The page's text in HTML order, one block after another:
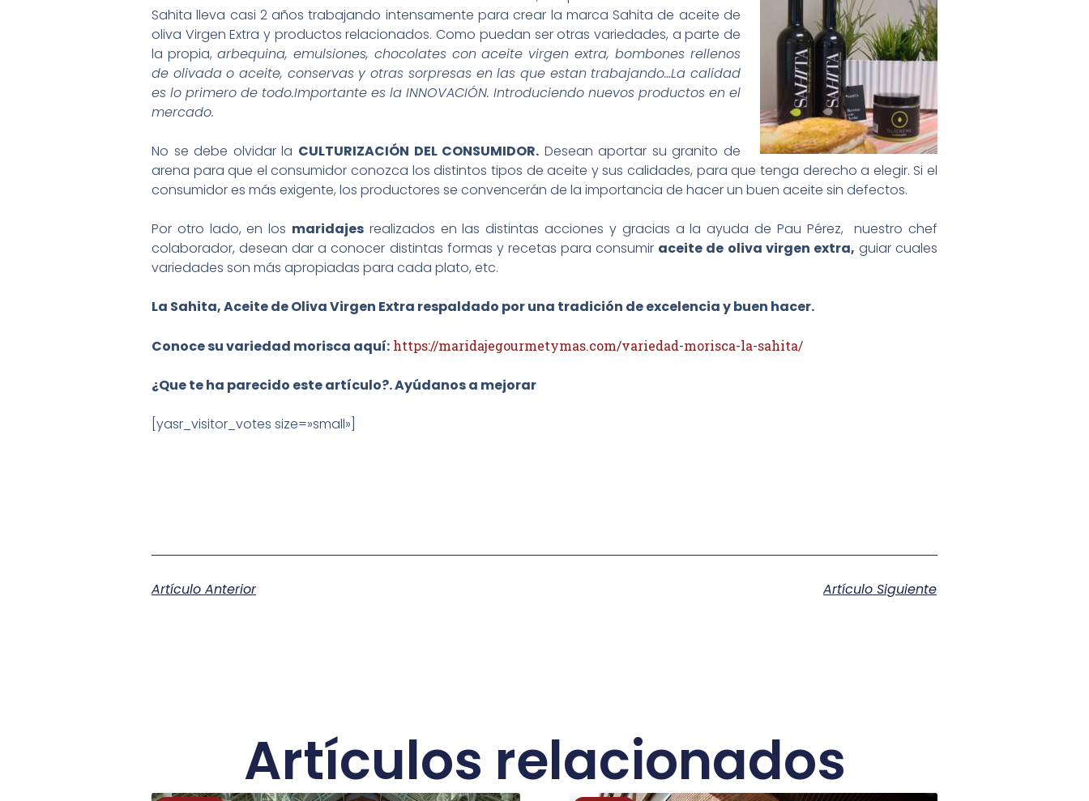
Sahita lleva casi 2 años trabajando intensamente para crear la marca Sahita de aceite de
oliva Virgen Extra y productos relacionados. Como puedan ser otras variedades, a parte de
la propia, arbequina, emulsiones, chocolates con aceite virgen extra, bombones rellenos
de olivada o aceite, conservas y otras sorpresas en las que estan trabajando…La calidad
es lo primero de todo.Importante es la INNOVACIÓN. Introduciendo nuevos productos en el
mercado.
No se debe olvidar la CULTURIZACIÓN DEL CONSUMIDOR. Desean aportar su granito de
arena para que el consumidor conozca los distintos tipos de aceite y sus calidades, para que tenga derecho a elegir. Si el
consumidor es más exigente, los productores se convencerán de la importancia de hacer un buen aceite sin defectos.
Por otro lado, en los maridajes realizados en las distintas acciones y gracias a la ayuda de Pau Pérez, nuestro chef
colaborador, desean dar a conocer distintas formas y recetas para consumir aceite de oliva virgen extra, guiar cuales
variedades son más apropiadas para cada plato, etc.
La Sahita, Aceite de Oliva Virgen Extra respaldado por una tradición de excelencia y buen hacer.
Conoce su variedad morisca aquí: https://maridajegourmetymas.com/variedad-morisca-la-sahita/
¿Que te ha parecido este artículo?. Ayúdanos a mejorar
[yasr_visitor_votes size=»small»]
Artículo Anterior Artículo Siguiente
Artículos relacionados